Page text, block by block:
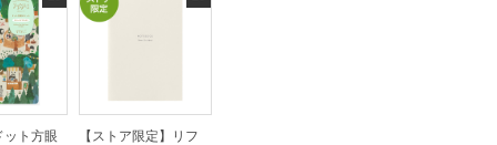
ット方眼
【ストア限定】リフ